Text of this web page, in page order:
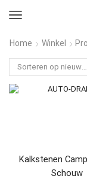
Home Winkel
Kalkstenen
Schouw